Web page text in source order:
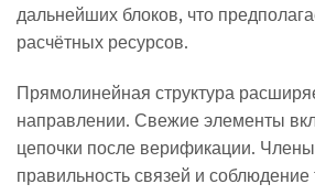
дальнейших блоков, что
расчётных ресурсов.
Прямолинейная структура
направлении. Свежие элементы
цепочки после верификации.
правильность связей и